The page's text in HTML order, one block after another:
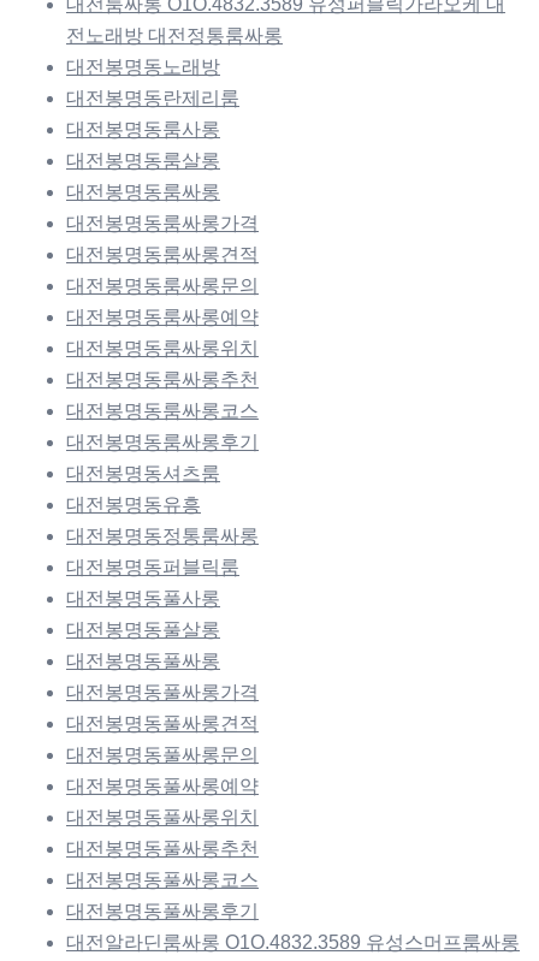
전노래방 대전정통룸싸롱
대전봉명동노래방
대전봉명동란제리룸
대전봉명동룸사롱
대전봉명동룸살롱
대전봉명동룸싸롱
대전봉명동룸싸롱가격
대전봉명동룸싸롱견적
대전봉명동룸싸롱문의
대전봉명동룸싸롱예약
대전봉명동룸싸롱위치
대전봉명동룸싸롱추천
대전봉명동룸싸롱코스
대전봉명동룸싸롱후기
대전봉명동셔츠룸
대전봉명동유흥
대전봉명동정통룸싸롱
대전봉명동퍼블릭룸
대전봉명동풀사롱
대전봉명동풀살롱
대전봉명동풀싸롱
대전봉명동풀싸롱가격
대전봉명동풀싸롱견적
대전봉명동풀싸롱문의
대전봉명동풀싸롱예약
대전봉명동풀싸롱위치
대전봉명동풀싸롱추천
대전봉명동풀싸롱코스
대전봉명동풀싸롱후기
대전알라딘룸싸롱 O1O.4832.3589 유성스머프룸싸롱